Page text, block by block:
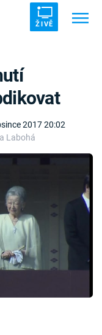
ŽIVĚ
2017 20:02
Labohá